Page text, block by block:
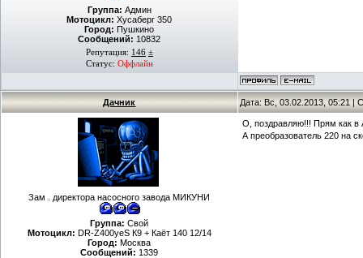
Группа: Админ
Мотоцикл: Хусаберг 350
Город: Пушкино
Сообщений: 10832
Репутация: 146 ±
Статус: Оффлайн
Дачник Дата: Вс, 03.02.2013, 05:21 |
Зам . директора насосного завода МИКУНИ
Группа: Свой
Мотоцикл: DR-Z400yeS К9 + Каёт 140 12/14
Город: Москва
Сообщений: 1339
О, поздравляю!!! Прям как в
А преобразователь 220 на